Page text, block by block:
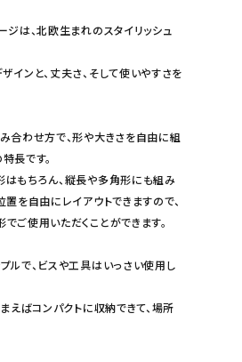
ジは、北欧生まれのスタイリッシュ
インと、丈夫さ、そして使いやすさを
合わせ方で、形や大きさを自由に組
長です。
もちろん、縦長や多角形にも組み
置を自由にレイアウトできますので、
ご使用いただくことができます。
ルで、ビスや工具はいっさい使用し
えばコンパクトに収納できて、場所